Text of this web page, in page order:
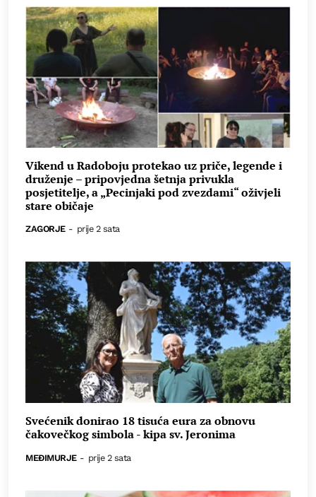
Vikend u Radoboju protekao uz priče, legende i
druženje – pripovjedna šetnja privukla
posjetitelje, a „Pecinjaki pod zvezdami“ oživjeli
stare običaje
ZAGORJE - prije 2 sata
Svećenik donirao 18 tisuća eura za obnovu
čakovečkog simbola - kipa sv. Jeronima
MEĐIMURJE - prije 2 sata